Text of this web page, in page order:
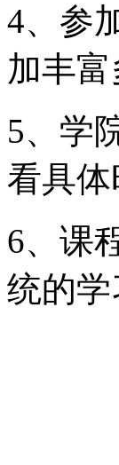
4、参
加丰富
5、学
看具体
6、课
统的学